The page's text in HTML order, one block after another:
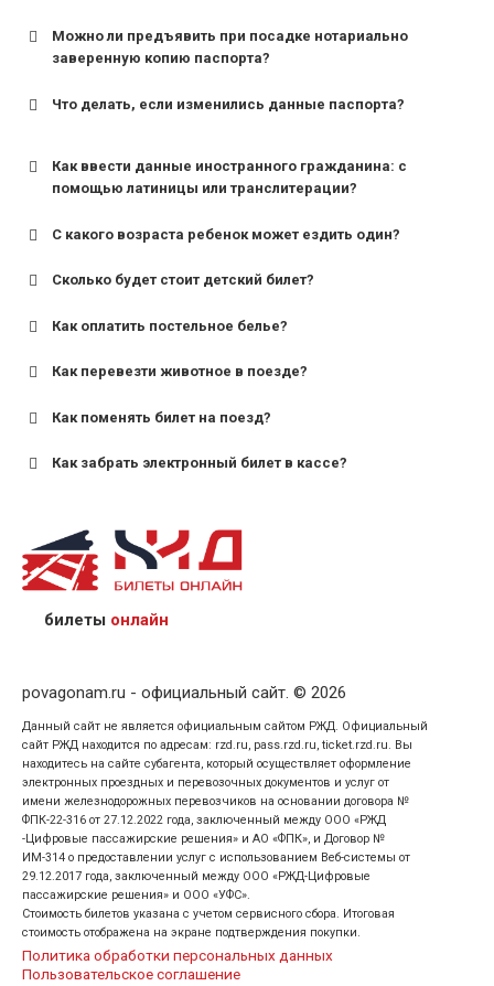
Можно ли предъявить при посадке нотариально
заверенную копию паспорта?
Что делать, если изменились данные паспорта?
Как ввести данные иностранного гражданина: с
помощью латиницы или транслитерации?
С какого возраста ребенок может ездить один?
для поездов дальнего следования — от 10 лет и
для пригородных поездов — от 7 лет.
Сколько будет стоит детский билет?
Как оплатить постельное белье?
Как перевезти животное в поезде?
Как поменять билет на поезд?
Как забрать электронный билет в кассе?
назвав кассиру 14-значный номер заказа;
предъявив удостоверение личности пассажира, на
кого оформлен билет.
билеты онлайн
povagonam.ru - официальный сайт. © 2026
Данный сайт не является официальным сайтом РЖД. Официальный
сайт РЖД находится по адресам: rzd.ru, pass.rzd.ru, ticket.rzd.ru. Вы
находитесь на сайте субагента, который осуществляет оформление
электронных проездных и перевозочных документов и услуг от
имени железнодорожных перевозчиков на основании договора №
ФПК-22-316 от 27.12.2022 года, заключенный между ООО «РЖД
-Цифровые пассажирские решения» и АО «ФПК», и Договор №
ИМ-314 о предоставлении услуг с использованием Веб-системы от
29.12.2017 года, заключенный между ООО «РЖД-Цифровые
пассажирские решения» и ООО «УФС».
Стоимость билетов указана с учетом сервисного сбора. Итоговая
стоимость отображена на экране подтверждения покупки.
Политика обработки персональных данных
Пользовательское соглашение